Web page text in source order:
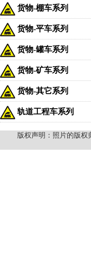
货物-棚车系列
货物-平车系列
货物-罐车系列
货物-矿车系列
货物-其它系列
轨道工程车系列
版权声明：照片的版